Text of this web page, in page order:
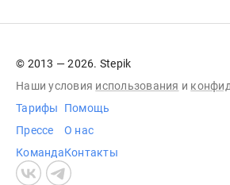
© 2013 — 2026. Stepik
Наши условия использования и
Тарифы
Прессе
Команда
Помощь
О нас
Контакты